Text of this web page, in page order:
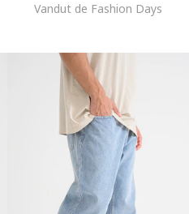
Vandut de Fashion Days